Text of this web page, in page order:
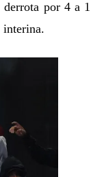
por 4 a 1
interina.